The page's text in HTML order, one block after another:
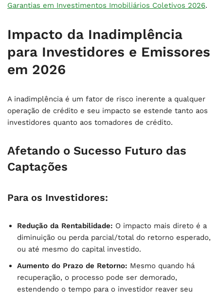
Garantias em Investimentos Imobiliários Coletivos 2026.
Impacto da Inadimplência
para Investidores e Emissores
em 2026
A inadimplência é um fator de risco inerente a qualquer
operação de crédito e seu impacto se estende tanto aos
investidores quanto aos tomadores de crédito.
Afetando o Sucesso Futuro das
Captações
Para os Investidores:
Redução da Rentabilidade: O impacto mais direto é a
diminuição ou perda parcial/total do retorno esperado,
ou até mesmo do capital investido.
Aumento do Prazo de Retorno: Mesmo quando há
recuperação, o processo pode ser demorado,
estendendo o tempo para o investidor reaver seu